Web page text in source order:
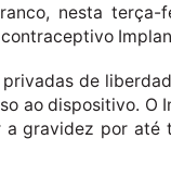
nesta
de
ao dispositivo.
gravidez por